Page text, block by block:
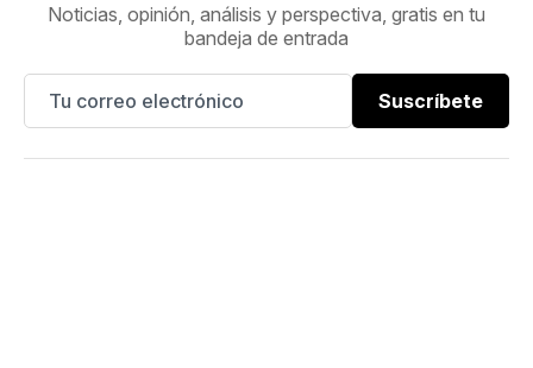
Noticias, opinión, análisis y perspectiva, gratis en tu
bandeja de entrada
Suscríbete